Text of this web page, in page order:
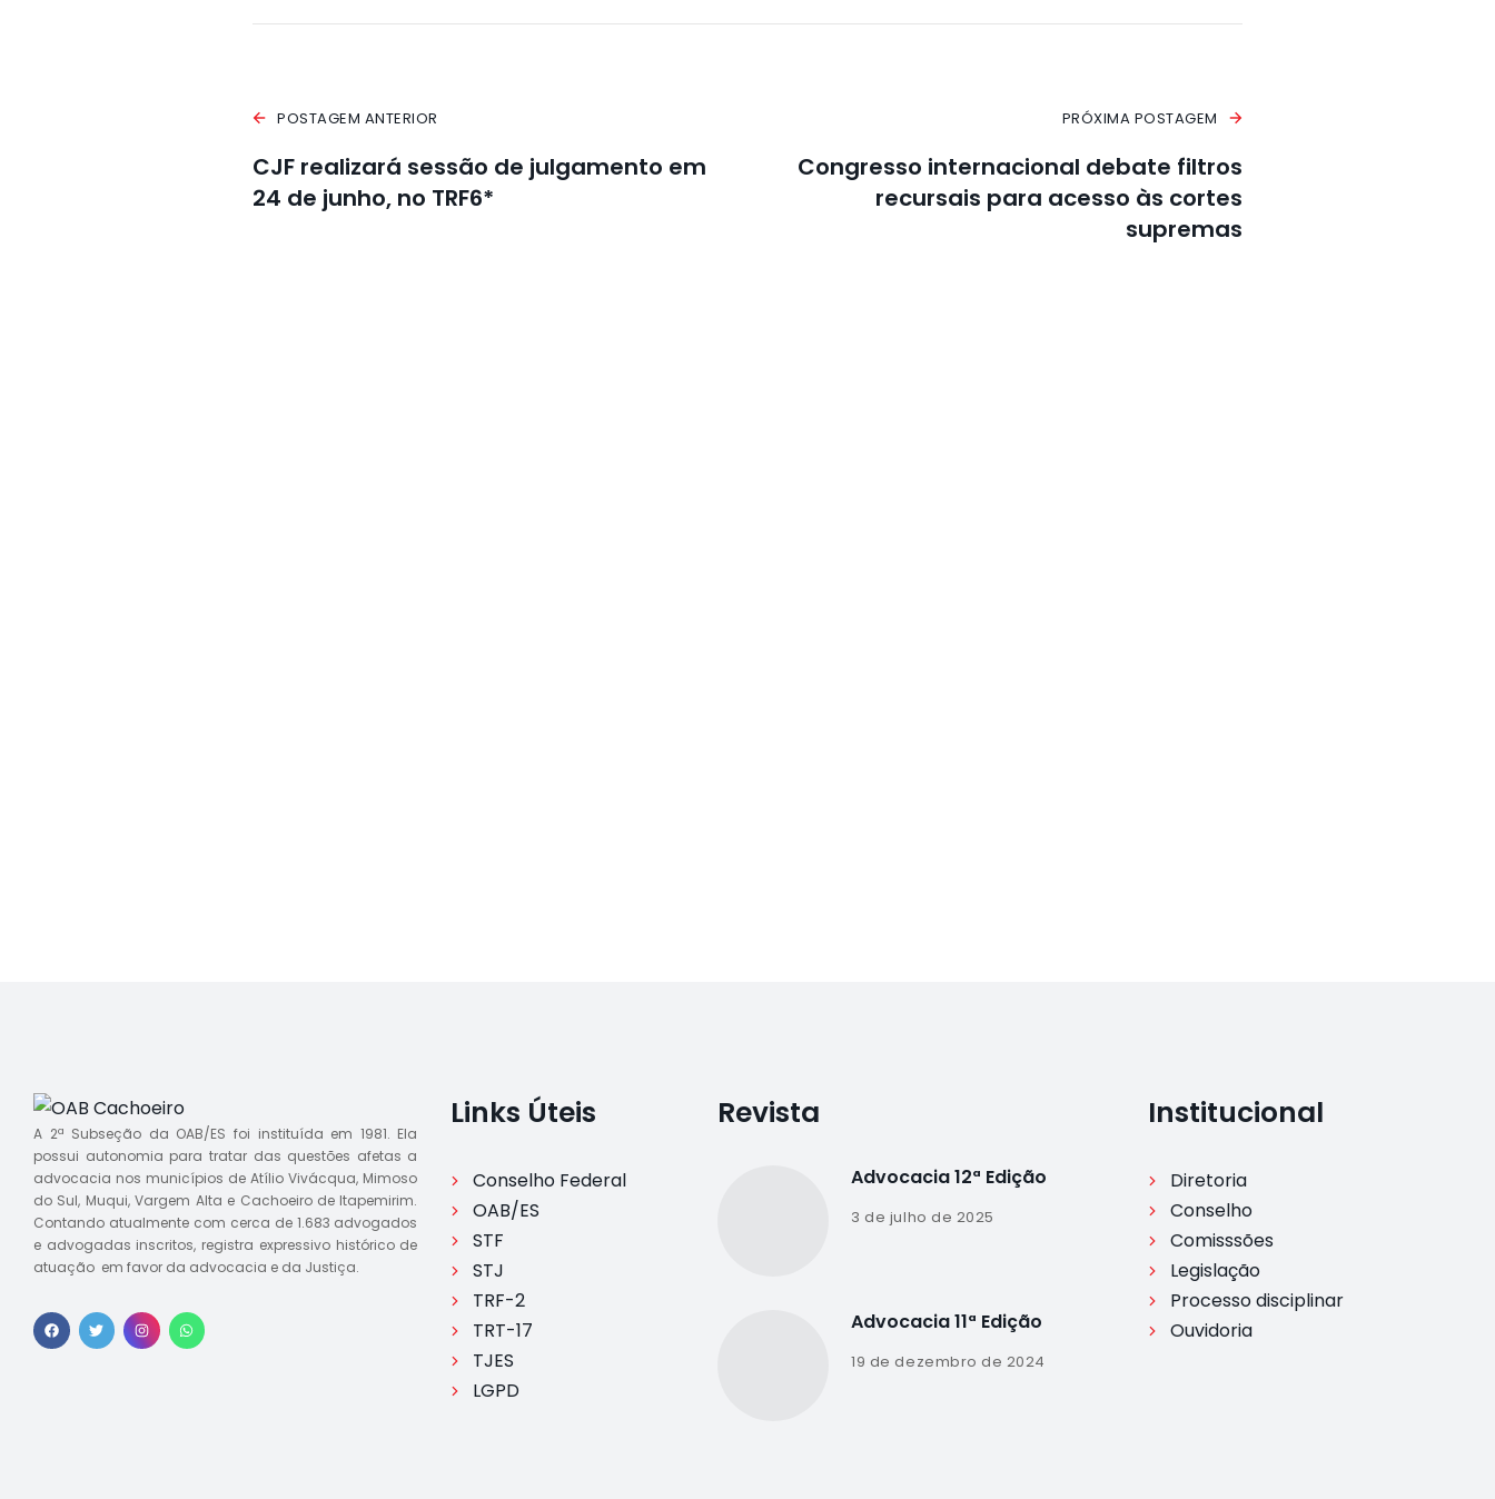
POSTAGEM ANTERIOR
CJF realizará sessão de julgamento em
24 de junho, no TRF6*
PRÓXIMA POSTAGEM
Congresso internacional debate filtros
recursais para acesso às cortes
supremas
A 2ª Subseção da OAB/ES foi instituída em 1981. Ela
possui autonomia para tratar das questões afetas a
advocacia nos municípios de Atílio Vivácqua, Mimoso
do Sul, Muqui, Vargem Alta e Cachoeiro de Itapemirim.
Contando atualmente com cerca de 1.683 advogados
e advogadas inscritos, registra expressivo histórico de
atuação em favor da advocacia e da Justiça.
Links Úteis
Conselho Federal
OAB/ES
STF
STJ
TRF-2
TRT-17
TJES
LGPD
Revista
Advocacia 12ª Edição
3 de julho de 2025
Advocacia 11ª Edição
19 de dezembro de 2024
Institucional
Diretoria
Conselho
Comisssões
Legislação
Processo disciplinar
Ouvidoria